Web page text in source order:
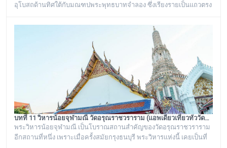
อุโบสถด้านทิศใต้กับมณฑปพระพุทธบาทจำลอง ซึ่งเรียงรายเป็นแถวตรง
ลักษณะแบบเดียวกัน มีขนาดเท่ากันทั้งหมด คือเป็นพระเจดีย์ก่อด้วยอิฐ
ถือปูนย่อเหลี่ยมไม้ยี่สิบ ประดับด้วยกระเบื้องถ้วยและกระจกสีต่างๆ เป็น
ลวดลายดอกไม้และลายอื่นๆ มีความวิจิตรงดงามเป็นอย่างมาก
บทที่ 11 วิหารน้อยจุฬามณี วัดอรุณราชวราราม (แอพเดียวเที่ยวทั่ววัดอรุณ)
พระวิหารน้อยจุฬามณี เป็นโบราณสถานสำคัญของวัดอรุณราชวราราม
อีกสถานที่หนึ่ง เพราะเมื่อครั้งสมัยกรุงธนบุรี พระวิหารแห่งนี้ เคยเป็นที่